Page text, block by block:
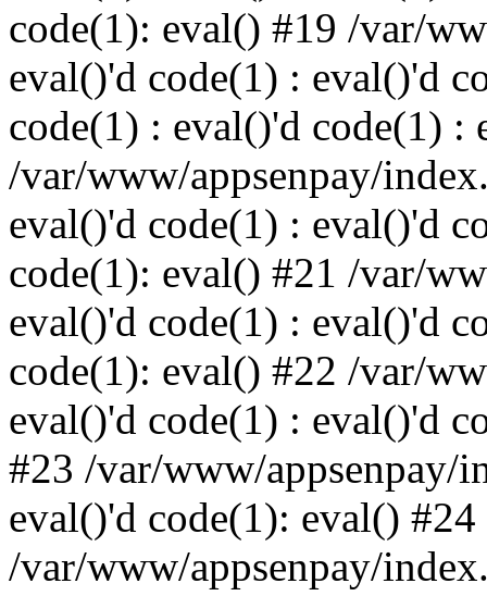
code(1): eval() #19 /var/
eval()'d code(1) : eval()'d
code(1) : eval()'d code(1) :
/var/www/appsenpay/
eval()'d code(1) : eval()'d
code(1): eval() #21 /var/
eval()'d code(1) : eval()'d
code(1): eval() #22 /var/
eval()'d code(1) : eval()'d
#23 /var/www/appsenpay/
eval()'d code(1): eval() #24
/var/www/appsenpay/